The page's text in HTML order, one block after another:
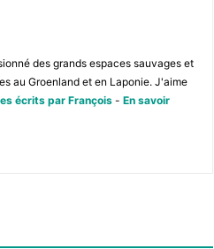
des grands espaces sauvages et
au Groenland et en Laponie. J'aime
écrits par François- En savoir